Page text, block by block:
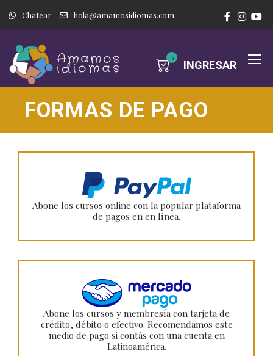
Chatear hola@amamosidiomas.com
0
INGRESAR
FORMAS DE PAGO
Abone los cursos online con la popular plataforma
de pagos en en línea.
Abone los cursos y membresíacon tarjeta de
crédito, débito o efectivo. Recomendamos este
medio de pago si contás con una cuenta en
Latinoamérica.